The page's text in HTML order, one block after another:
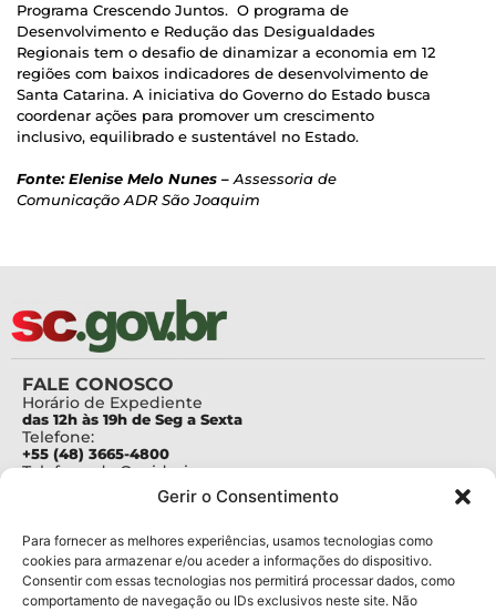
Gerir o Consentimento
Para fornecer as melhores experiências, usamos tecnologias como
cookies para armazenar e/ou aceder a informações do dispositivo.
Consentir com essas tecnologias nos permitirá processar dados, como
comportamento de navegação ou IDs exclusivos neste site. Não
Programa Crescendo Juntos. O programa de
Desenvolvimento e Redução das Desigualdades
Regionais tem o desafio de dinamizar a economia em 12
regiões com baixos indicadores de desenvolvimento de
Santa Catarina. A iniciativa do Governo do Estado busca
coordenar ações para promover um crescimento
inclusivo, equilibrado e sustentável no Estado.
Fonte: Elenise Melo Nunes –Assessoria de
ComunicaçãoADR São Joaquim
FALE CONOSCO
Horário de Expediente
das 12h às 19h de Seg a Sexta
Telefone:
+55 (48) 3665-4800
Telefone da Ouvidoria
Para assuntos relacionados à Pesquisa
pesquisa@fapesc.sc.gov.br
Para assuntos relacionados à Inovação
inovacao@fapesc.sc.gov.br